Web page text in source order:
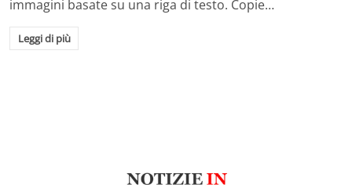
immagini basate su una riga di testo. Copie…
Leggi di più